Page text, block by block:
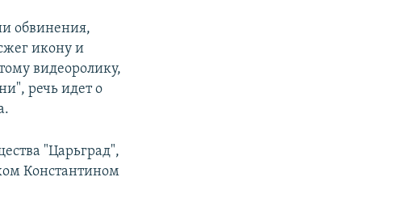
обвинения,
икону и
видеоролику,
речь идет о
"Царьград",
Константином